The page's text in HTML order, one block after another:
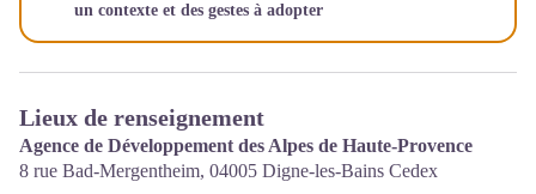
un contexte et des gestes à adopter
Lieux de renseignement
Agence de Développement des Alpes de Haute-Provence
8 rue Bad-Mergentheim, 04005 Digne-les-Bains Cedex